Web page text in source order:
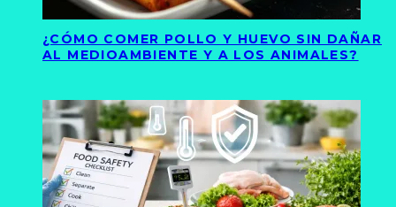
¿CÓMO COMER POLLO Y HUEVO SIN DAÑAR
AL MEDIOAMBIENTE Y A LOS ANIMALES?